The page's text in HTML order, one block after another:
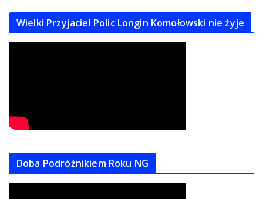
Wielki Przyjaciel Polic Longin Komołowski nie żyje
Doba Podróżnikiem Roku NG